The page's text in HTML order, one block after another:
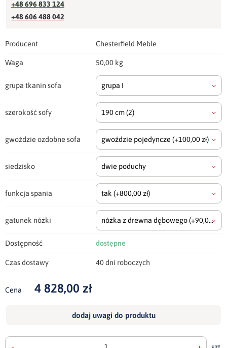
+48 696 833 124
+48 606 488 042
Producent Chesterfield Meble
Waga 50,00 kg
grupa tkanin sofa grupa I
szerokość sofy 190 cm(2)
gwoździe ozdobne sofa gwoździe pojedyncze (+100,00 zł)
siedzisko dwie poduchy
funkcja spania tak (+800,00 zł)
gatunek nóżki nóżka z drewna dębowego(+90,00 zł)
Dostępność dostępne
Czas dostawy 40 dni roboczych
Cena 4 828,00 zł
dodaj uwagi do produktu